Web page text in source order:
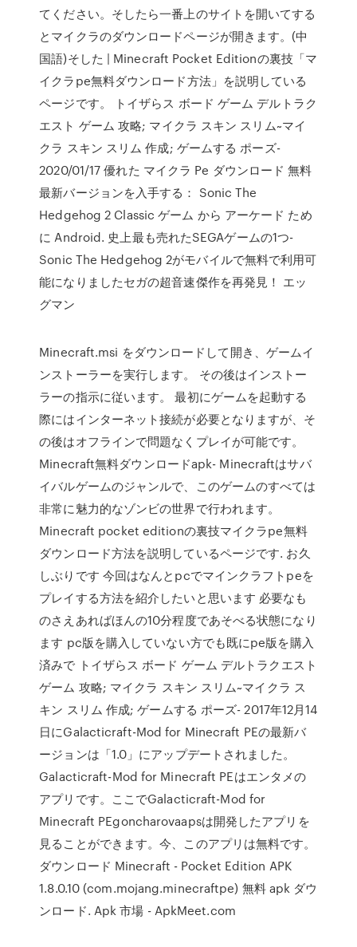
てください。そしたら一番上のサイトを開いてする
とマイクラのダウンロードページが開きます。(中
国語)そした | Minecraft Pocket Editionの裏技「マ
イクラpe無料ダウンロード方法」を説明している
ページです。 トイザらス ボード ゲーム デルトラク
エスト ゲーム 攻略; マイクラ スキン スリム~マイ
クラ スキン スリム 作成; ゲームする ポーズ-
2020/01/17 優れた マイクラ Pe ダウンロード 無料
最新バージョンを入手する： Sonic The
Hedgehog 2 Classic ゲーム から アーケード ため
に Android. 史上最も売れたSEGAゲームの1つ-
Sonic The Hedgehog 2がモバイルで無料で利用可
能になりましたセガの超音速傑作を再発見！ エッ
グマン
Minecraft.msi をダウンロードして開き、ゲームイ
ンストーラーを実行します。 その後はインストー
ラーの指示に従います。 最初にゲームを起動する
際にはインターネット接続が必要となりますが、そ
の後はオフラインで問題なくプレイが可能です。
Minecraft無料ダウンロードapk- Minecraftはサバ
イバルゲームのジャンルで、このゲームのすべては
非常に魅力的なゾンビの世界で行われます。
Minecraft pocket editionの裏技マイクラpe無料
ダウンロード方法を説明しているページです. お久
しぶりです 今回はなんとpcでマインクラフトpeを
プレイする方法を紹介したいと思います 必要なも
のさえあればほんの10分程度であそべる状態になり
ます pc版を購入していない方でも既にpe版を購入
済みで トイザらス ボード ゲーム デルトラクエスト
ゲーム 攻略; マイクラ スキン スリム~マイクラ ス
キン スリム 作成; ゲームする ポーズ- 2017年12月14
日にGalacticraft-Mod for Minecraft PEの最新バ
ージョンは「1.0」にアップデートされました。
Galacticraft-Mod for Minecraft PEはエンタメの
アプリです。ここでGalacticraft-Mod for
Minecraft PEgoncharovaapsは開発したアプリを
見ることができます。今、このアプリは無料です。
ダウンロード Minecraft - Pocket Edition APK
1.8.0.10 (com.mojang.minecraftpe) 無料 apk ダウ
ンロード. Apk 市場 - ApkMeet.com